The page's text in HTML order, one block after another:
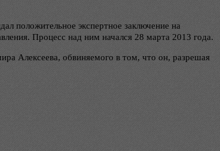
положительное экспертное заключение на
Процесс над ним начался 28 марта 2013 года.
Алексеева, обвиняемого в том, что он, разрешая